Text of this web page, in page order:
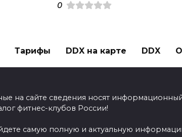
0
Тарифы DDX на карте DDX
на сайте сведения носят
фитнес-клубов России!
самую полную и актуальную